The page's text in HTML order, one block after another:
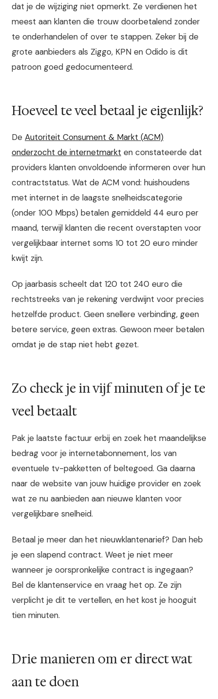
dat je de wijziging niet opmerkt. Ze verdienen het
meest aan klanten die trouw doorbetalend zonder
te onderhandelen of over te stappen. Zeker bij de
grote aanbieders als Ziggo, KPN en Odido is dit
patroon goed gedocumenteerd.
Hoeveel te veel betaal je eigenlijk?
De Autoriteit Consument & Markt (ACM)
onderzocht de internetmarkt en constateerde dat
providers klanten onvoldoende informeren over hun
contractstatus. Wat de ACM vond: huishoudens
met internet in de laagste snelheidscategorie
(onder 100 Mbps) betalen gemiddeld 44 euro per
maand, terwijl klanten die recent overstapten voor
vergelijkbaar internet soms 10 tot 20 euro minder
kwijt zijn.
Op jaarbasis scheelt dat 120 tot 240 euro die
rechtstreeks van je rekening verdwijnt voor precies
hetzelfde product. Geen snellere verbinding, geen
betere service, geen extras. Gewoon meer betalen
omdat je de stap niet hebt gezet.
Zo check je in vijf minuten of je te
veel betaalt
Pak je laatste factuur erbij en zoek het maandelijkse
bedrag voor je internetabonnement, los van
eventuele tv-pakketten of beltegoed. Ga daarna
naar de website van jouw huidige provider en zoek
wat ze nu aanbieden aan nieuwe klanten voor
vergelijkbare snelheid.
Betaal je meer dan het nieuwklantenarief? Dan heb
je een slapend contract. Weet je niet meer
wanneer je oorspronkelijke contract is ingegaan?
Bel de klantenservice en vraag het op. Ze zijn
verplicht je dit te vertellen, en het kost je hooguit
tien minuten.
Drie manieren om er direct wat
aan te doen